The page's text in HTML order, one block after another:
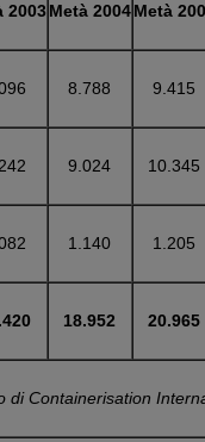
2003 Metà 2004 Metà
8.788 9.415
9.024 10.345
1.140 1.205
18.952 20.965
di Containerisation